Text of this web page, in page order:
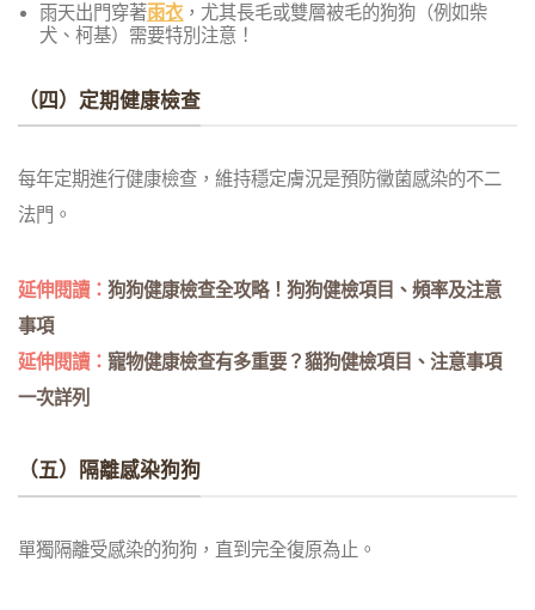
雨天出門穿著雨衣 ，尤其長毛或雙層被毛的狗狗（例如柴
犬、柯基）需要特別注意！
（四）定期健康檢查
每年定期進行健康檢查，維持穩定膚況是預防黴菌感染的不二
法門。
延伸閱讀： 狗狗健康檢查全攻略！狗狗健檢項目、頻率及注意
事項
延伸閱讀： 寵物健康檢查有多重要？貓狗健檢項目、注意事項
一次詳列
（五）隔離感染狗狗
單獨隔離受感染的狗狗，直到完全復原為止。